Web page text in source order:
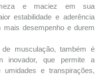
e maciez em sua
estabilidade e aderência
desempenho e durem
musculação, também é
inovador, que permite a
umidades e transpirações,